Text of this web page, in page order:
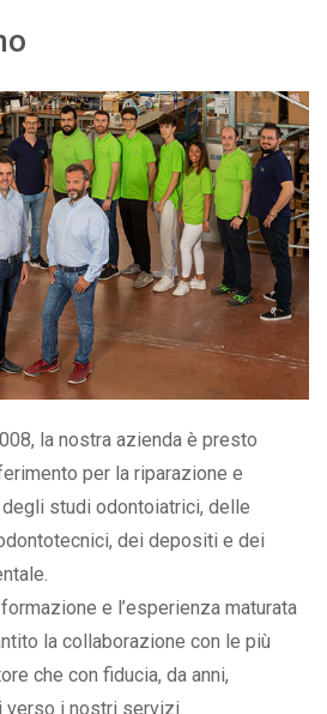
la nostra azienda è presto
per la riparazione e
studi odontoiatrici, delle
dei depositi e dei
e l’esperienza maturata
la collaborazione con le più
che con fiducia, da anni,
verso i nostri servizi.